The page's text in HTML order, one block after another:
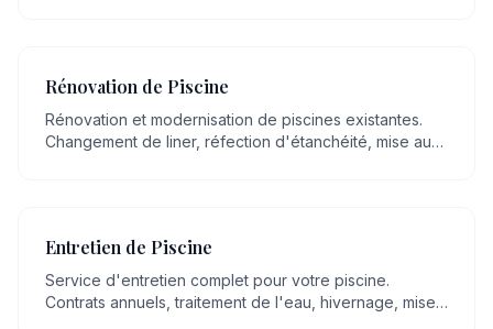
Rénovation de Piscine
Rénovation et modernisation de piscines existantes.
Changement de liner, réfection d'étanchéité, mise aux
Entretien de Piscine
Service d'entretien complet pour votre piscine.
Contrats annuels, traitement de l'eau, hivernage, mise